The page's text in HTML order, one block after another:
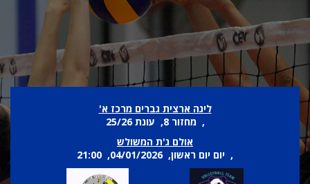
ליגה ארצית גברים מרכז א'
, מחזור 8, עונת 25/26
אולם ג'ת המשולש
, יום יום ראשון, 04/01/2026, 21:00